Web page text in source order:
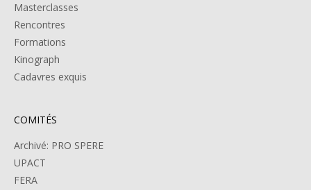
Masterclasses
Rencontres
Formations
Kinograph
Cadavres exquis
COMITÉS
Archivé: PRO SPERE
UPACT
FERA